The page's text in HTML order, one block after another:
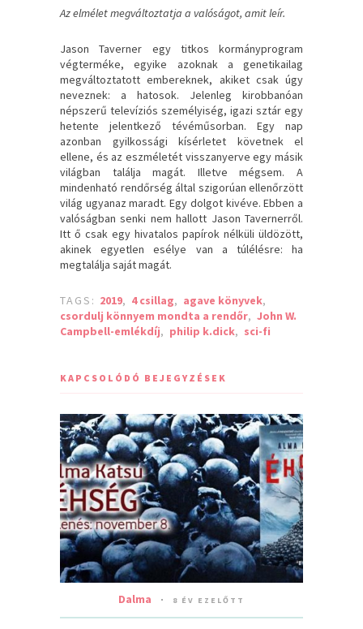
Az elmélet megváltoztatja a valóságot, amit leír.
Jason Taverner egy titkos kormányprogram
végterméke, egyike azoknak a genetikailag
megváltoztatott embereknek, akiket csak úgy
neveznek: a hatosok. Jelenleg kirobbanóan
népszerű televíziós személyiség, igazi sztár egy
hetente jelentkező tévéműsorban. Egy nap
azonban gyilkossági kísérletet követnek el
ellene, és az eszméletét visszanyerve egy másik
világban találja magát. Illetve mégsem. A
mindenható rendőrség által szigorúan ellenőrzött
világ ugyanaz maradt. Egy dolgot kivéve. Ebben a
valóságban senki nem hallott Jason Tavernerről.
Itt ő csak egy hivatalos papírok nélküli üldözött,
akinek egyetlen esélye van a túlélésre: ha
megtalálja saját magát.
TAGS: 2019, 4 csillag, agave könyvek,
csordulj könnyem mondta a rendőr, John W.
Campbell-emlékdíj, philip k.dick, sci-fi
KAPCSOLÓDÓ BEJEGYZÉSEK
Dalma 8 ÉV EZELŐTT